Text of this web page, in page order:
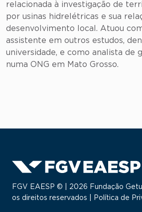
relacionada à investigação de
por usinas hidrelétricas e sua
desenvolvimento local. Atuou
assistente em outros estudos,
universidade, e como analista de
numa ONG em Mato Grosso.
FGV EAESP © | 2026 Fundação
os direitos reservados |
Política de